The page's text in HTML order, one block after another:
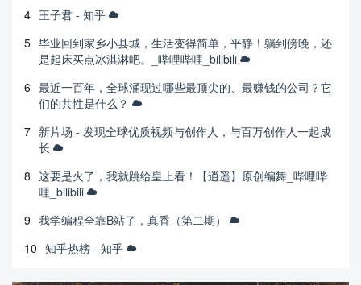
4 王子君 - 知乎
5 毕业回到家乡小县城，生活变得简单，平静！躺到傍晚，还
是起床买点冰淇淋吧。_哔哩哔哩_bilibili
6 最近一百年，全球涌现过哪些最顶尖的、最赚钱的公司？它
们的共性是什么？
7 新片场 - 发现全球优质视频与创作人，与百万创作人一起成
长
8 这要是火了，我就跳给皇上看！【逍遥】原创编舞_哔哩哔
哩_bilibili
9 我学编程全靠B站了，真香（第二期）
10 知乎热榜 - 知乎